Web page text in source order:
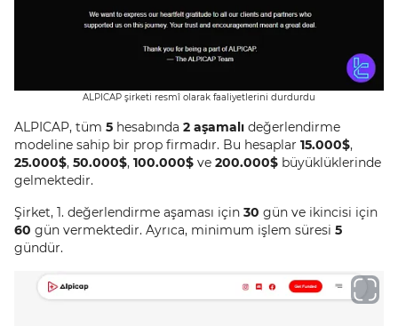
ALPICAP şirketi resmî olarak faaliyetlerini durdurdu
ALPICAP, tüm 5 hesabında 2 aşamalı değerlendirme
modeline sahip bir prop firmadır. Bu hesaplar 15.000$,
25.000$, 50.000$, 100.000$ ve 200.000$ büyüklüklerinde
gelmektedir.
Şirket, 1. değerlendirme aşaması için 30 gün ve ikincisi için
60 gün vermektedir. Ayrıca, minimum işlem süresi 5
gündür.